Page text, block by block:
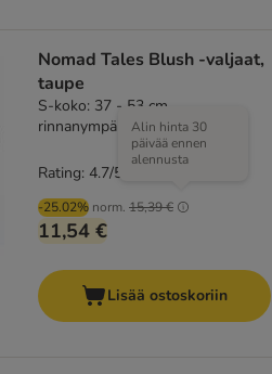
Nomad Tales Blush -valjaat,
taupe
S-koko: 37 - 53 cm
rinnanympärys, L 15 mm
-25.02% norm. 15,39 €
Alin hinta 30
päivää ennen
alennusta
11,54 €
Rating: 4.7/5
Lisää ostoskoriin